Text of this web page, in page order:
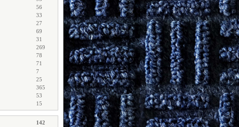
56
33
27
69
31
269
78
71
7
25
365
53
15
142